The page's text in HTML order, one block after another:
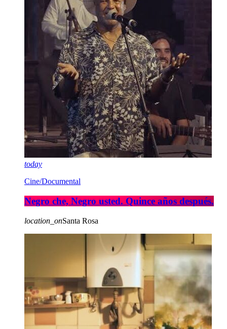
today
Cine/Documental
Negro che, Negro usted. Quince años después.
location_onSanta Rosa